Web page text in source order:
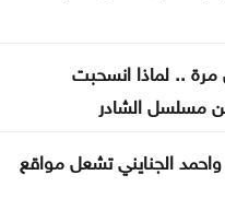
.. لماذا انسحبت
مسلسل الشادر
الجنايني تشعل مواقع